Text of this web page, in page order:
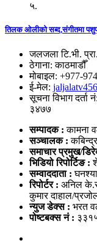
५.
तिलक ओलीको सब्द,संगीतमा
जलजला टि.भी.
ठेगाना: काठमाडौँ
मोबाइल: +977-
ई-मेल:
सूचना विभाग
३४७७
सम्पादक :कामना
सञ्‍चालक :
समाचार प्रमुख/
भिडियो रिपोर्टिङ :
सम्वाददाता :
रिपोर्टर : अनिल
कुमार दाहाल/
न्युज डेक्स : भरत
पोष्‍टबक्स नं :